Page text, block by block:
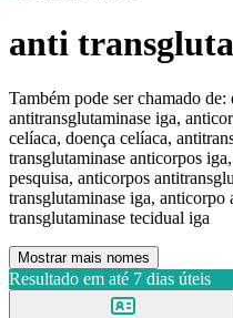
anti
Também pode ser chamado de:
antitransglutaminase iga,
celíaca, doença celíaca,
transglutaminase anticorpos
pesquisa, anticorpos
transglutaminase iga, anticorpo
transglutaminase tecidual iga
Mostrar mais nomes
Resultado em até 7 dias úteis